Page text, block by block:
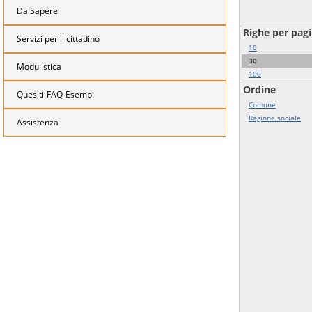
Da Sapere
Servizi per il cittadino
Modulistica
Quesiti-FAQ-Esempi
Assistenza
Righe per
10
30
100
Ordine
Comune
Ragione sociale